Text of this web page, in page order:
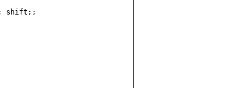
shift;;